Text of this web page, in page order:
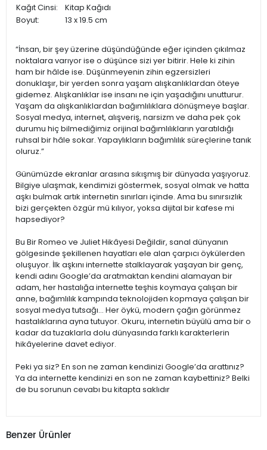
Kağıt Cinsi:
Kitap Kağıdı
Boyut:
13 x 19.5 cm
“İnsan, bir şey üzerine düşündüğünde eğer içinden çıkılmaz
noktalara varıyor ise o düşünce sizi yer bitirir. Hele ki zihin
ham bir hâlde ise. Düşünmeyenin zihin egzersizleri
donuklaşır, bir yerden sonra yaşam alışkanlıklardan öteye
gidemez. Alışkanlıklar ise insanı ne için yaşadığını unutturur.
Yaşam da alışkanlıklardan bağımlılıklara dönüşmeye başlar.
Sosyal medya, internet, alışveriş, narsizm ve daha pek çok
durumu hiç bilmediğimiz orijinal bağımlılıkların yaratıldığı
ruhsal bir hâle sokar. Yapaylıkların bağımlılık süreçlerine tanık
oluruz.”
Günümüzde ekranlar arasına sıkışmış bir dünyada yaşıyoruz.
Bilgiye ulaşmak, kendimizi göstermek, sosyal olmak ve hatta
aşkı bulmak artık internetin sınırları içinde. Ama bu sınırsızlık
bizi gerçekten özgür mü kılıyor, yoksa dijital bir kafese mi
hapsediyor?
Bu Bir Romeo ve Juliet Hikâyesi Değildir, sanal dünyanın
gölgesinde şekillenen hayatları ele alan çarpıcı öykülerden
oluşuyor. İlk aşkını internette stalklayarak yaşayan bir genç,
kendi adını Google’da aratmaktan kendini alamayan bir
adam, her hastalığa internette teşhis koymaya çalışan bir
anne, bağımlılık kampında teknolojiden kopmaya çalışan bir
sosyal medya tutsağı... Her öykü, modern çağın görünmez
hastalıklarına ayna tutuyor. Okuru, internetin büyülü ama bir o
kadar da tuzaklarla dolu dünyasında farklı karakterlerin
hikâyelerine davet ediyor.
Peki ya siz? En son ne zaman kendinizi Google’da arattınız?
Ya da internette kendinizi en son ne zaman kaybettiniz? Belki
de bu sorunun cevabı bu kitapta saklıdır
Benzer Ürünler